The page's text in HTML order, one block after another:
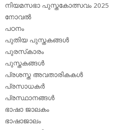
നിയമസഭാ പുസ്തകോത്സവം 2025
നോവല്‍
പഠനം
പുതിയ പുസ്തകങ്ങള്‍
പുരസ്‌കാരം
പുസ്തകങ്ങള്‍
പ്രശസ്ത അവതാരികകള്‍
പ്രസാധകര്‍
പ്രസ്ഥാനങ്ങള്‍
ഭാഷാ ജാലകം
ഭാഷാജാലം